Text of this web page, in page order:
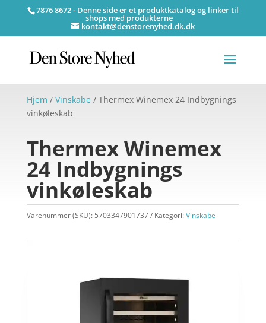
7876 8672 - Denne side er et produktkatalog og linker til
shops med produkterne
kontakt@denstorenyhed.dk.dk
Hjem / Vinskabe / Thermex Winemex 24 Indbygnings
vinkøleskab
Thermex Winemex
24 Indbygnings
vinkøleskab
Varenummer (SKU): 5703347901737 Kategori:Vinskabe